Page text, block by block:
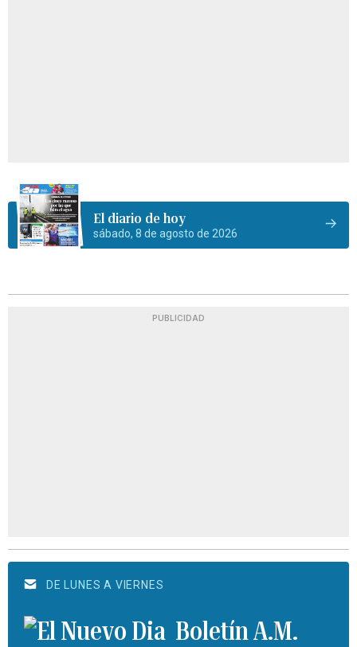
El diario de hoy
sábado, 8 de agosto de 2026
PUBLICIDAD
DE LUNES A VIERNES
Boletín A.M.